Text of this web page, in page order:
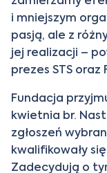
i mniejszym
pasją, ale z
jej realizacji –
prezes STS oraz
Fundacja
kwietnia br.
zgłoszeń
kwalifikowały
Zadecydują o